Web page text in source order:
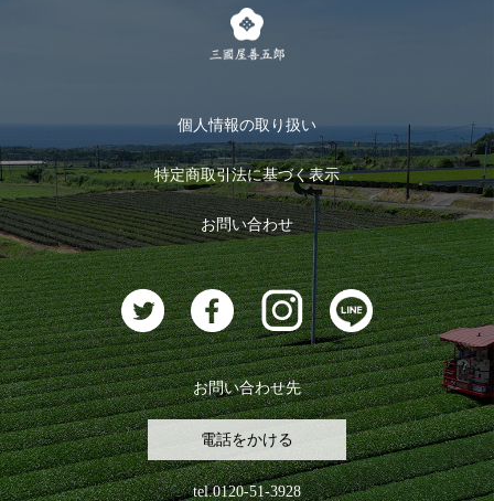
お茶のギフト
おすすめのお茶
お茶に合うスイーツ
ログイン
ログアウト
個人情報の取り扱い
特定商取引法に基づく表示
お問い合わせ
お問い合わせ先
電話をかける
tel.0120-51-3928